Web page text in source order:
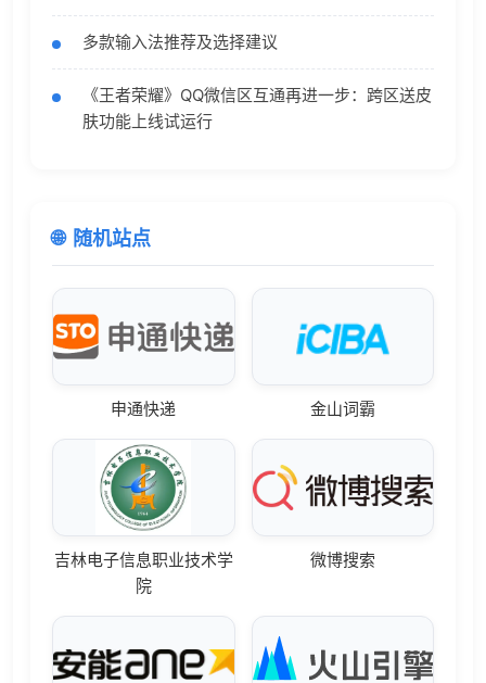
多款输入法推荐及选择建议
《王者荣耀》QQ微信区互通再进一步：跨区送皮
肤功能上线试运行
随机站点
申通快递 金山词霸
吉林电子信息职业技术学
院
微博搜索